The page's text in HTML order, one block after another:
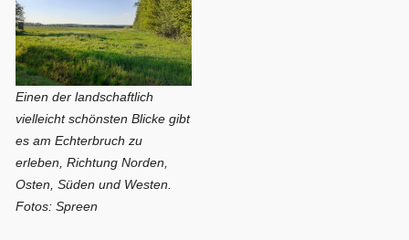
Einen der landschaftlich
vielleicht schönsten Blicke gibt
es am Echterbruch zu
erleben, Richtung Norden,
Osten, Süden und Westen.
Fotos: Spreen